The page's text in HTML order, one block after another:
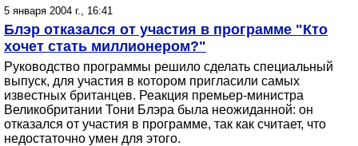
5 января 2004 г., 16:41
Блэр отказался от участия в программе "Кто
хочет стать миллионером?"
Руководство программы решило сделать специальный
выпуск, для участия в котором пригласили самых
известных британцев. Реакция премьер-министра
Великобритании Тони Блэра была неожиданной: он
отказался от участия в программе, так как считает, что
недостаточно умен для этого.